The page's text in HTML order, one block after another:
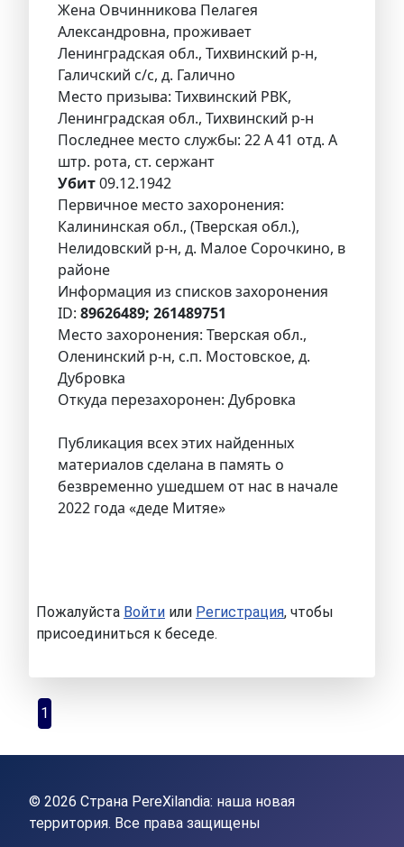
Жена Овчинникова Пелагея
Александровна, проживает
Ленинградская обл., Тихвинский р-н,
Галичский с/с, д. Галично
Место призыва: Тихвинский РВК,
Ленинградская обл., Тихвинский р-н
Последнее место службы: 22 А 41 отд. А
штр. рота, ст. сержант
Убит09.12.1942
Первичное место захоронения:
Калининская обл., (Тверская обл.),
Нелидовский р-н, д. Малое Сорочкино, в
районе
Информация из списков захоронения
ID: 89626489; 261489751
Место захоронения: Тверская обл.,
Оленинский р-н, с.п. Мостовское, д.
Дубровка
Откуда перезахоронен: Дубровка
Публикация всех этих найденных
материалов сделана в память о
безвременно ушедшем от нас в начале
2022 года «деде Митяе»
Пожалуйста Войти или Регистрация, чтобы
присоединиться к беседе.
1
© 2026 Страна PereXilandia: наша новая
территория. Все права защищены